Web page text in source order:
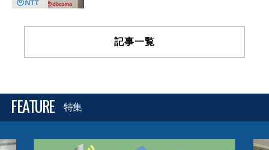
記事一覧
FEATURE 特集